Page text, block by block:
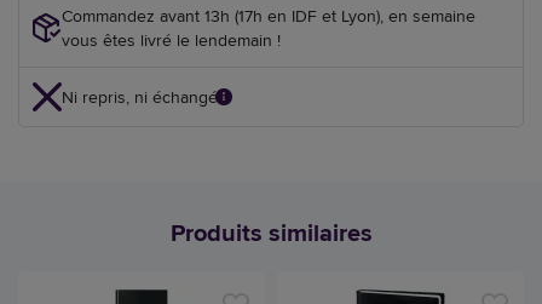
Commandez avant 13h (17h en IDF et Lyon), en semaine
vous êtes livré le lendemain !
Ni repris, ni échangé
Produits similaires